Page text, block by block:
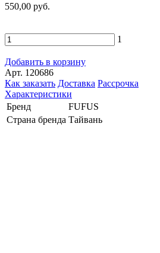
550,00 руб.
1
Добавить в корзину
Арт. 120686
Как заказать Доставка Рассрочка
Характеристики
Бренд
FUFUS
Страна бренда Тайвань